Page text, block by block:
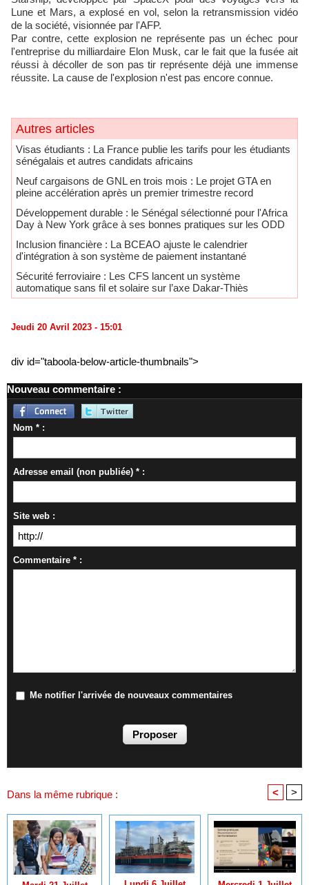
Lune et Mars, a explosé en vol, selon la retransmission vidéo
de la société, visionnée par l'AFP.
Par contre, cette explosion ne représente pas un échec pour
l'entreprise du milliardaire Elon Musk, car le fait que la fusée ait
réussi à décoller de son pas tir représente déjà une immense
réussite. La cause de l'explosion n'est pas encore connue.
Autres articles
​Visas étudiants : La France publie les tarifs pour les étudiants
sénégalais et autres candidats africains
Neuf cargaisons de GNL en trois mois : Le projet GTA en
pleine accélération après un premier trimestre record
Développement durable : le Sénégal sélectionné pour l'Africa
Day à New York grâce à ses bonnes pratiques sur les ODD
​Inclusion financière : La BCEAO ajuste le calendrier
d'intégration à son système de paiement instantané
Sécurité ferroviaire : Les CFS lancent un système
automatique sans fil et solaire sur l’axe Dakar-Thiès
Jeudi 20 Avril 2023 - 15:01
div id="taboola-below-article-thumbnails">
Nouveau commentaire :
Nom * :
Adresse email (non publiée) * :
Site web :
Commentaire * :
Me notifier l'arrivée de nouveaux commentaires
Dans la même rubrique : < >